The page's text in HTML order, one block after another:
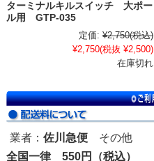
ターミナルキルスイッチ 大ポー
ル用 GTP-035
定価: ¥2,750(税込)
¥2,750(税抜 ¥2,500)
在庫切れ
業者： 佐川急便その他
全国一律 550円（税込）